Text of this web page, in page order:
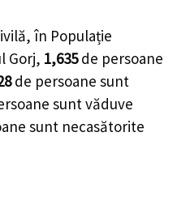
în Populație
Gorj, 1,635 de persoane
de persoane sunt
sunt văduve
sunt necasătorite